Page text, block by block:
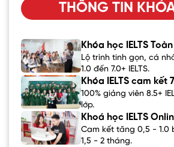
THÔNG TIN
Khóa học IELTS
Lộ trình tinh gọn, cá
1.0 đến 7.0+ IELTS.
Khóa IELTS cam kết
100% giảng viên 8.5+
lớp.
Khoá học IELTS
Cam kết tăng 0,5 - 1.0
1,5 - 2 tháng.